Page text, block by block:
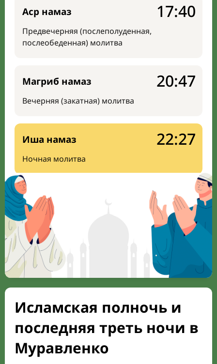
Аср намаз
Предвечерняя (послеполуденная,
послеобеденная) молитва
17:40
Магриб намаз
Вечерняя (закатная) молитва
20:47
Иша намаз
Ночная молитва
22:27
Исламская полночь и
последняя треть ночи в
Муравленко